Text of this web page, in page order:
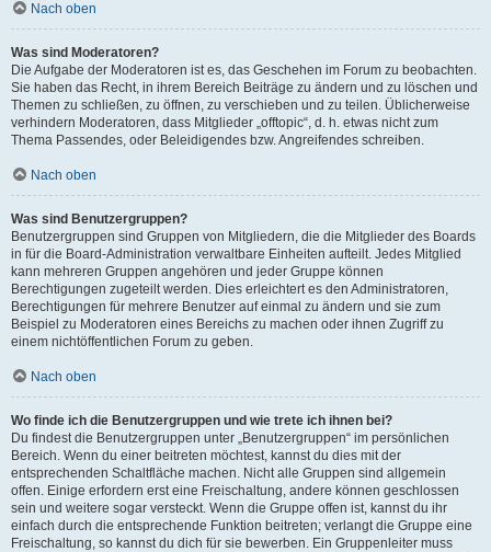
Nach oben
Was sind Moderatoren?
Die Aufgabe der Moderatoren ist es, das Geschehen im Forum zu beobachten.
Sie haben das Recht, in ihrem Bereich Beiträge zu ändern und zu löschen und
Themen zu schließen, zu öffnen, zu verschieben und zu teilen. Üblicherweise
verhindern Moderatoren, dass Mitglieder „offtopic“, d. h. etwas nicht zum
Thema Passendes, oder Beleidigendes bzw. Angreifendes schreiben.
Nach oben
Was sind Benutzergruppen?
Benutzergruppen sind Gruppen von Mitgliedern, die die Mitglieder des Boards
in für die Board-Administration verwaltbare Einheiten aufteilt. Jedes Mitglied
kann mehreren Gruppen angehören und jeder Gruppe können
Berechtigungen zugeteilt werden. Dies erleichtert es den Administratoren,
Berechtigungen für mehrere Benutzer auf einmal zu ändern und sie zum
Beispiel zu Moderatoren eines Bereichs zu machen oder ihnen Zugriff zu
einem nichtöffentlichen Forum zu geben.
Nach oben
Wo finde ich die Benutzergruppen und wie trete ich ihnen bei?
Du findest die Benutzergruppen unter „Benutzergruppen“ im persönlichen
Bereich. Wenn du einer beitreten möchtest, kannst du dies mit der
entsprechenden Schaltfläche machen. Nicht alle Gruppen sind allgemein
offen. Einige erfordern erst eine Freischaltung, andere können geschlossen
sein und weitere sogar versteckt. Wenn die Gruppe offen ist, kannst du ihr
einfach durch die entsprechende Funktion beitreten; verlangt die Gruppe eine
Freischaltung, so kannst du dich für sie bewerben. Ein Gruppenleiter muss